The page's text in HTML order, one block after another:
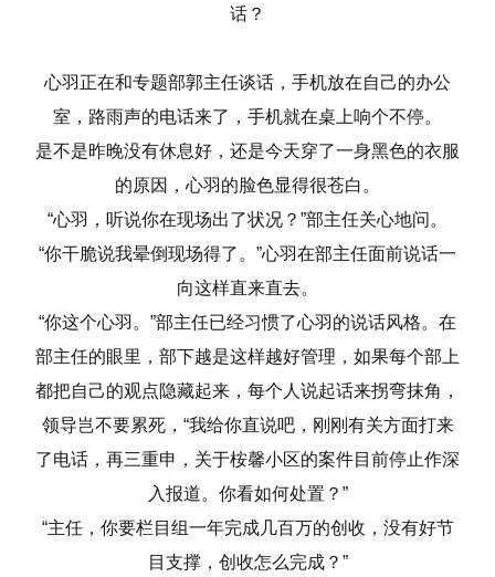
话？
心羽正在和专题部郭主任谈话，手机放在自己的办公
室，路雨声的电话来了，手机就在桌上响个不停。
是不是昨晚没有休息好，还是今天穿了一身黑色的衣服
的原因，心羽的脸色显得很苍白。
“心羽，听说你在现场出了状况？”部主任关心地问。
“你干脆说我晕倒现场得了。”心羽在部主任面前说话一
向这样直来直去。
“你这个心羽。”部主任已经习惯了心羽的说话风格。在
部主任的眼里，部下越是这样越好管理，如果每个部上
都把自己的观点隐藏起来，每个人说起话来拐弯抹角，
领导岂不要累死，“我给你直说吧，刚刚有关方面打来
了电话，再三重申，关于桉馨小区的案件目前停止作深
入报道。你看如何处置？”
“主任，你要栏目组一年完成几百万的创收，没有好节
目支撑，创收怎么完成？”